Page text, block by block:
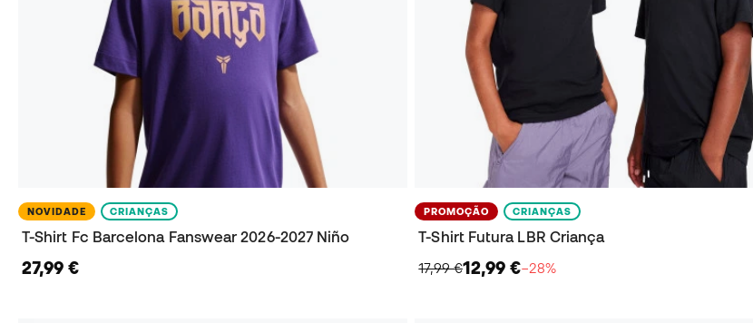
NOVIDADE CRIANÇAS
T-Shirt Fc Barcelona Fanswear 2026-2027 Niño
27,99 €
PROMOÇÃO CRIANÇAS
T-Shirt Futura LBR Criança
17,99 €12,99 €−28%